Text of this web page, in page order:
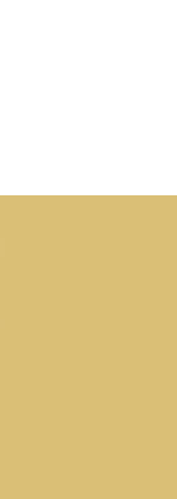
aucun cas donner